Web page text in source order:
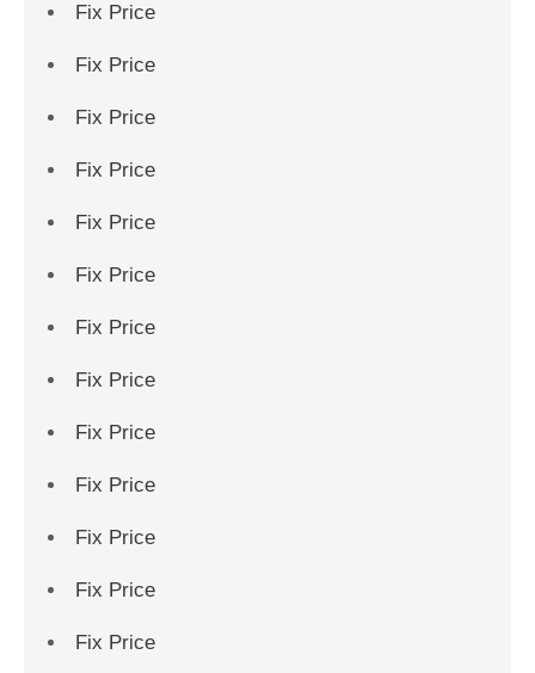
Fix Price
Fix Price
Fix Price
Fix Price
Fix Price
Fix Price
Fix Price
Fix Price
Fix Price
Fix Price
Fix Price
Fix Price
Fix Price